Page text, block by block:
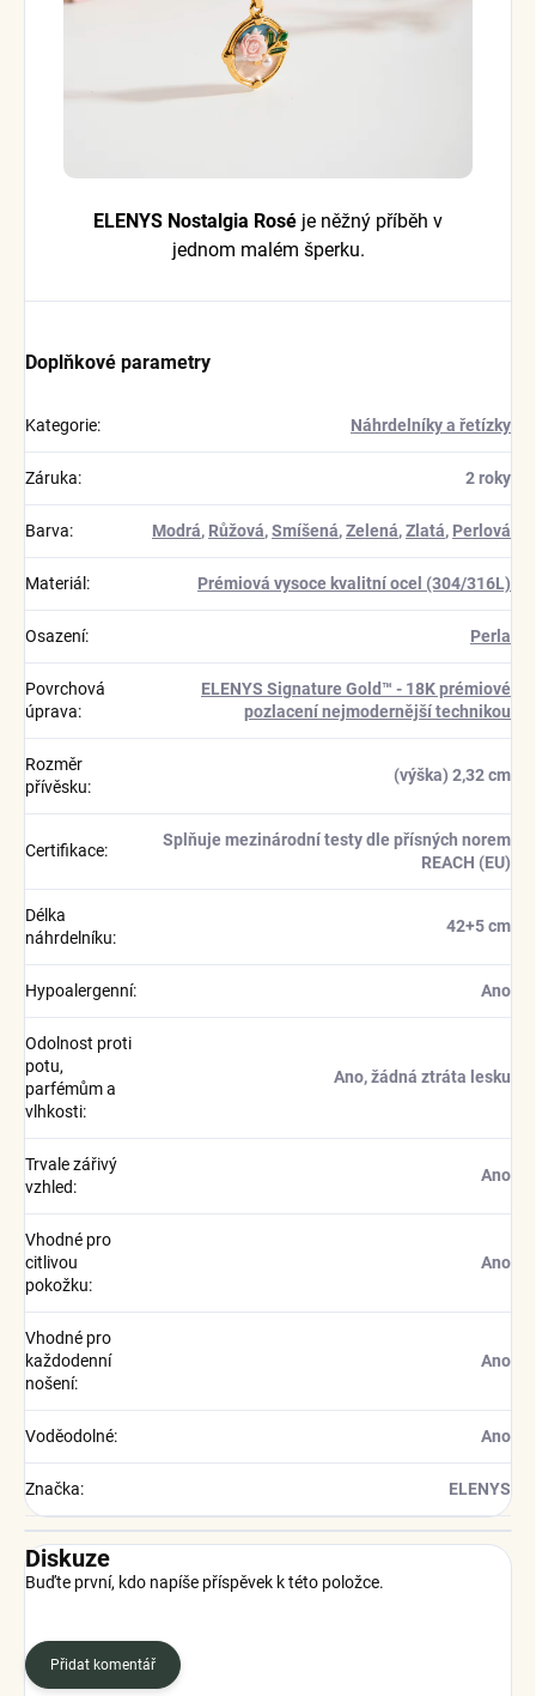
ELENYS Nostalgia Rosé je něžný příběh v
jednom malém šperku.
Doplňkové parametry
Kategorie: Náhrdelníky a řetízky
Záruka: 2 roky
Barva: Modrá, Růžová,Smíšená,Zelená,Zlatá, Perlová
Materiál : Prémiová vysoce kvalitní ocel (304/316L)
Osazení: Perla
Povrchová
úprava:
ELENYS Signature Gold™ - 18K prémiové
pozlacení nejmodernější technikou
Rozměr
přívěsku:
(výška) 2,32 cm
Certifikace:
Splňuje mezinárodní testy dle přísných norem
REACH (EU)
Délka
náhrdelníku:
42+5 cm
Hypoalergenní: Ano
Odolnost proti
potu,
parfémům a
vlhkosti:
Ano, žádná ztráta lesku
Trvale zářivý
vzhled:
Ano
Vhodné pro
citlivou
pokožku:
Ano
Vhodné pro
každodenní
nošení:
Ano
Voděodolné: Ano
Značka: ELENYS
Diskuze
Buďte první, kdo napíše příspěvek k této položce.
Přidat komentář